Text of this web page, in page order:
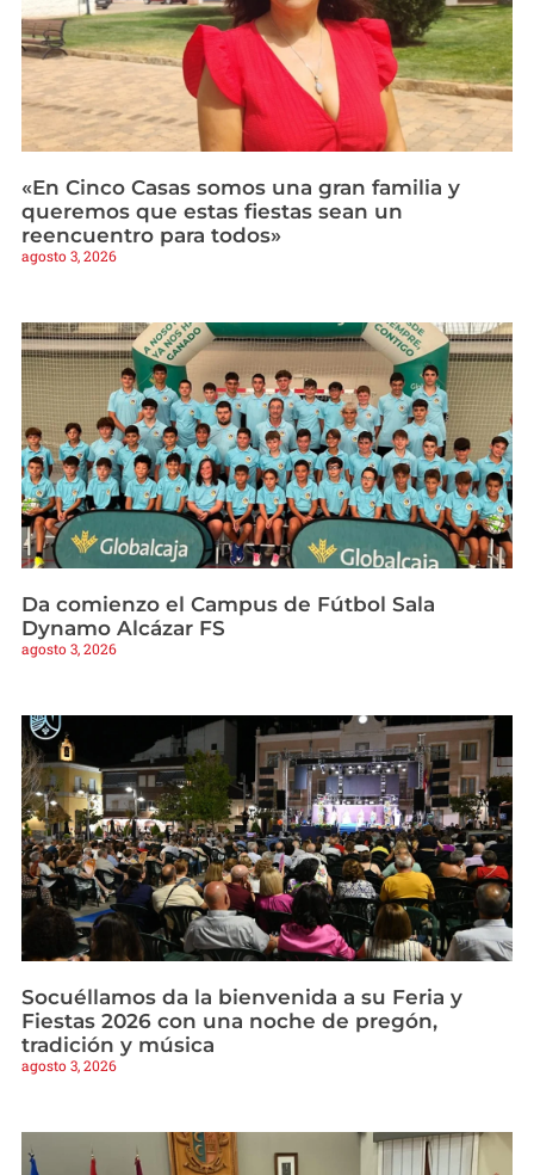
«En Cinco Casas somos una gran familia y
queremos que estas fiestas sean un
reencuentro para todos»
agosto 3, 2026
Da comienzo el Campus de Fútbol Sala
Dynamo Alcázar FS
agosto 3, 2026
Socuéllamos da la bienvenida a su Feria y
Fiestas 2026 con una noche de pregón,
tradición y música
agosto 3, 2026